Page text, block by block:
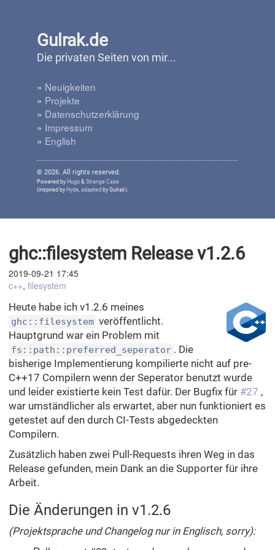
Gulrak.de
Die privaten Seiten von mir...
» Neuigkeiten
» Projekte
» Datenschutzerklärung
» Impressum
» English
© 2026. All rights reserved.
Powered byHugo&Strange Case
(inspired byHyde,adaptedby Gulrak).
ghc::filesystem Release v1.2.6
2019-09-21 17:45
c++, filesystem
Heute habe ich v1.2.6 meines
ghc::filesystem veröffentlicht.
Hauptgrund war ein Problem mit
fs::path::preferred_seperator . Die
bisherige Implementierung kompilierte nicht auf pre-
C++17 Compilern wenn der Seperator benutzt wurde
und leider existierte kein Test dafür. Der Bugfix für #27 ,
war umständlicher als erwartet, aber nun funktioniert es
getestet auf den durch CI-Tests abgedeckten
Compilern.
Zusätzlich haben zwei Pull-Requests ihren Weg in das
Release gefunden, mein Dank an die Supporter für ihre
Arbeit.
Die Änderungen in v1.2.6
(Projektsprache und Changelog nur in Englisch, sorry):